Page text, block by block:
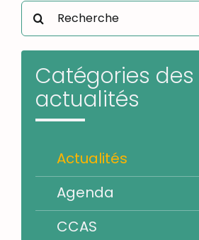
Rechercher:
Catégories des
actualités
Actualités
Agenda
CCAS